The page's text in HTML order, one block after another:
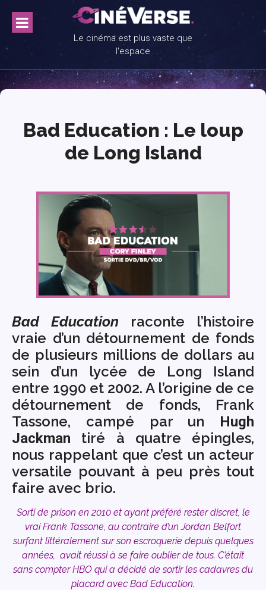
content
Le cinéma est plus vaste que
l'espace
Bad Education : Le loup
de Long Island
Bad Education raconte l’histoire
vraie d’un détournement de fonds
de plusieurs millions de dollars au
sein d’un lycée de Long Island
entre 1990 et 2002. A l’origine de ce
détournement de fonds, Frank
Tassone, campé par un Hugh
Jackman tiré à quatre épingles,
nous rappelant que c’est un acteur
versatile pouvant à peu près tout
faire avec brio.
Sorti de prison en 2010 et ayant préféré rester discret, le
vrai Frank Tassone, au contraire d’un Jordan Belfort
surfant littéralement sur son escroquerie depuis quelques
années, avait réussi à se faire oublier de tous. C’était
sans compter HBO qui a décidé de sortir les cadavres du
placard avec Bad Education.